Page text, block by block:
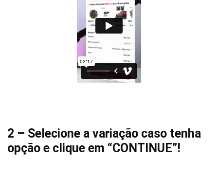
2 – Selecione a variação caso tenha
opção e clique em “CONTINUE”!